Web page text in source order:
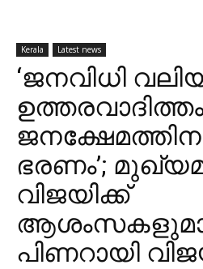
Kerala Latest news
‘ജനവിധി
ഭരണം’;
വിജയിക്ക്
പിണറായി